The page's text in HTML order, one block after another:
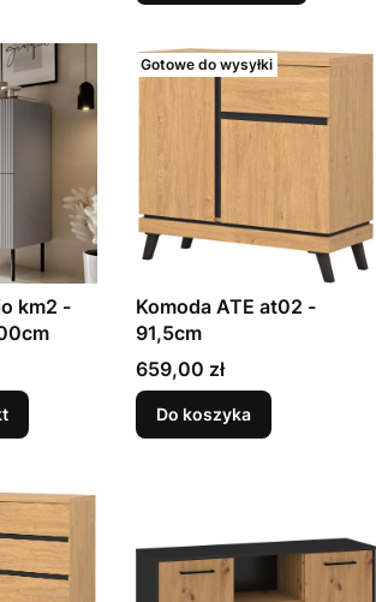
km2 -
Gotowe do wysyłki
Komoda ATE at02 -
91,5cm
Cena
659,00 zł
Do koszyka